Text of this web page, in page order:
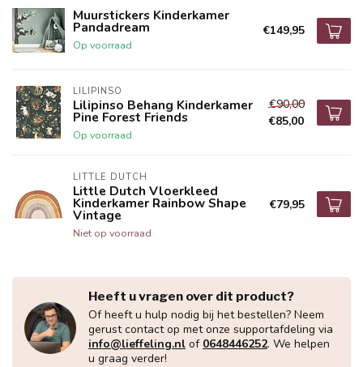
Muurstickers Kinderkamer
Pandadream
Op voorraad
€149,95
LILIPINSO
Lilipinso Behang Kinderkamer
Pine Forest Friends
Op voorraad
€90,00
€85,00
LITTLE DUTCH
Little Dutch Vloerkleed
Kinderkamer Rainbow Shape
Vintage
Niet op voorraad
€79,95
Heeft u vragen over dit product?
Of heeft u hulp nodig bij het bestellen? Neem
gerust contact op met onze supportafdeling via
info@lieffeling.nl of 0648446252. We helpen
u graag verder!